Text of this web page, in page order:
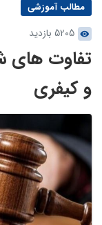
مطالب آموزشی
5205 بازدید
تفاوت­ های
و کیفری